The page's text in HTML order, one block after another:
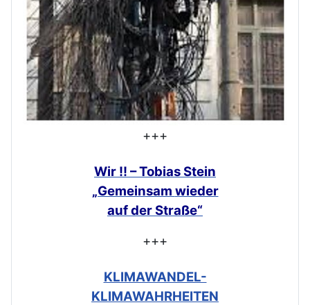
+++
Wir !! – Tobias Stein
„Gemeinsam wieder
auf der Straße“
+++
KLIMAWANDEL-
KLIMAWAHRHEITEN